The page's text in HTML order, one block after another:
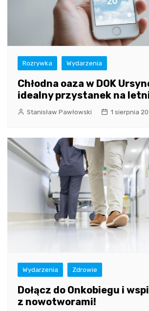
Rozrywka Wydarzenia
Chłodna oaza w DOK
idealny przystanek na
Stanisław Pawłowski 1 sierpnia
Wydarzenia Zdrowie
Dołącz do Onkobiegu i
z nowotworami!